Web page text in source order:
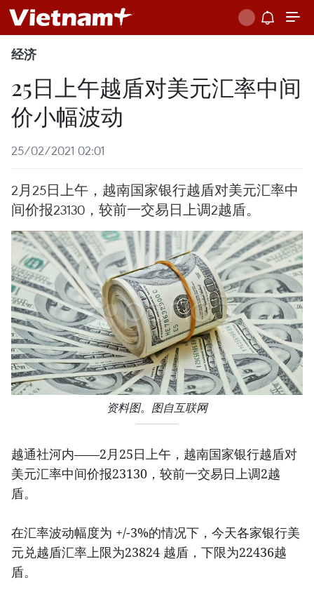
经济
25日上午越盾对美元汇率中间
价小幅波动
25/02/2021 02:01
2月25日上午，越南国家银行越盾对美元汇率中
间价报23130，较前一交易日上调2越盾。
资料图。图自互联网
越通社河内——2月25日上午，越南国家银行越盾对
美元汇率中间价报23130，较前一交易日上调2越
盾。
在汇率波动幅度为 +/-3%的情况下，今天各家银行美
元兑越盾汇率上限为23824 越盾，下限为22436越
盾。